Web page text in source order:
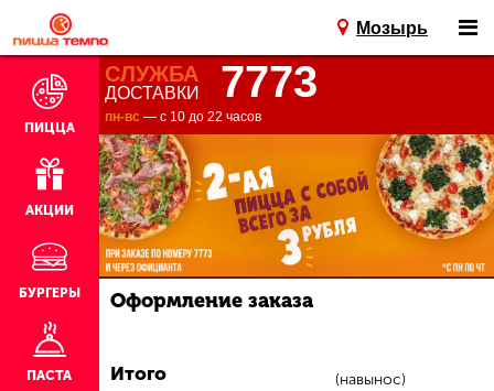
Мозырь
ПИЦЦА
АКЦИИ
БУРГЕРЫ
ПАСТА
СЛУЖБА
ДОСТАВКИ 7773
пн-вс — с 10 до 22 часов
Оформление заказа
Итого (навынос)